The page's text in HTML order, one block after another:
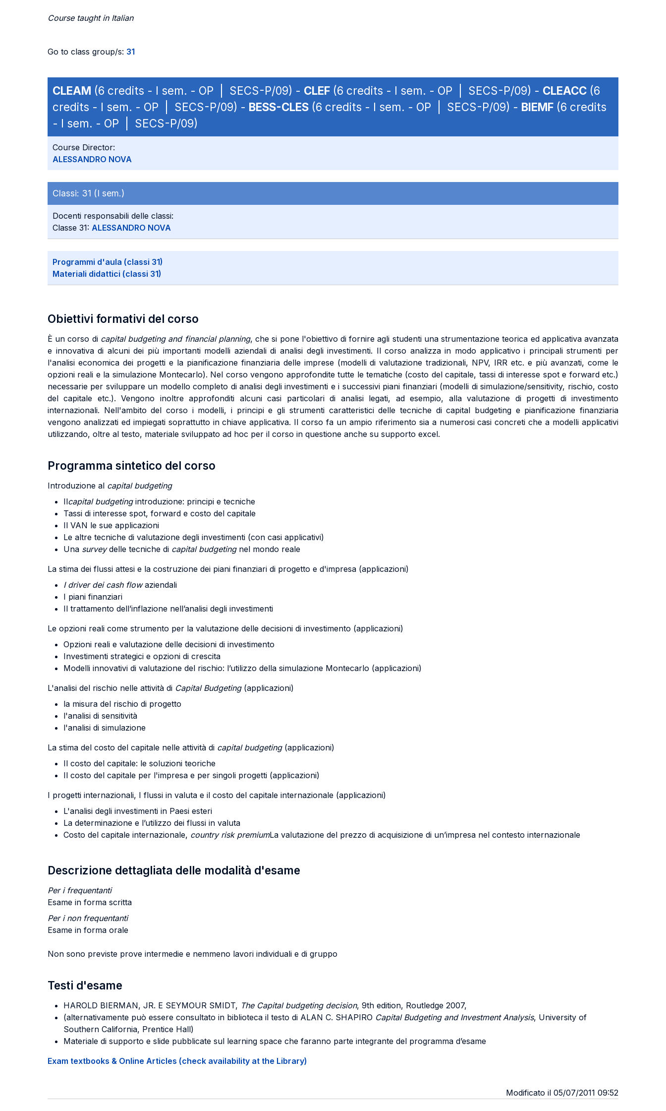
Course taught in Italian
Go to class group/s: 31
CLEAM (6 credits - I sem. - OP | SECS-P/09) - CLEF (6 credits - I sem. - OP | SECS-P/09) - CLEACC (6
credits - I sem. - OP | SECS-P/09) - BESS-CLES (6 credits - I sem. - OP | SECS-P/09) - BIEMF (6 credits
- I sem. - OP | SECS-P/09)
Course Director:
ALESSANDRO NOVA
Classi: 31 (I sem.)
Docenti responsabili delle classi:
Classe 31: ALESSANDRO NOVA
Programmi d'aula (classi 31)
Materiali didattici (classi 31)
Obiettivi formativi del corso
È un corso di capital budgeting and financial planning, che si pone l'obiettivo di fornire agli studenti una strumentazione teorica ed applicativa avanzata
e innovativa di alcuni dei più importanti modelli aziendali di analisi degli investimenti. Il corso analizza in modo applicativo i principali strumenti per
l'analisi economica dei progetti e la pianificazione finanziaria delle imprese (modelli di valutazione tradizionali, NPV, IRR etc. e più avanzati, come le
opzioni reali e la simulazione Montecarlo). Nel corso vengono approfondite tutte le tematiche (costo del capitale, tassi di interesse spot e forward etc.)
necessarie per sviluppare un modello completo di analisi degli investimenti e i successivi piani finanziari (modelli di simulazione/sensitivity, rischio, costo
del capitale etc.). Vengono inoltre approfonditi alcuni casi particolari di analisi legati, ad esempio, alla valutazione di progetti di investimento
internazionali. Nell'ambito del corso i modelli, i principi e gli strumenti caratteristici delle tecniche di capital budgeting e pianificazione finanziaria
vengono analizzati ed impiegati soprattutto in chiave applicativa. Il corso fa un ampio riferimento sia a numerosi casi concreti che a modelli applicativi
utilizzando, oltre al testo, materiale sviluppato ad hoc per il corso in questione anche su supporto excel.
Programma sintetico del corso
Introduzione al capital budgeting
Ilcapital budgeting introduzione: principi e tecniche
Tassi di interesse spot, forward e costo del capitale
Il VAN le sue applicazioni
Le altre tecniche di valutazione degli investimenti (con casi applicativi)
Una surveydelle tecniche di capital budgeting nel mondo reale
La stima dei flussi attesi e la costruzione dei piani finanziari di progetto e d'impresa (applicazioni)
I driver dei cash flowaziendali
I piani finanziari
Il trattamento dell’inflazione nell’analisi degli investimenti
Le opzioni reali come strumento per la valutazione delle decisioni di investimento (applicazioni)
Opzioni reali e valutazione delle decisioni di investimento
Investimenti strategici e opzioni di crescita
Modelli innovativi di valutazione del rischio: l’utilizzo della simulazione Montecarlo (applicazioni)
L'analisi del rischio nelle attività di Capital Budgeting (applicazioni)
la misura del rischio di progetto
l'analisi di sensitività
l'analisi di simulazione
La stima del costo del capitale nelle attività di capital budgeting (applicazioni)
Il costo del capitale: le soluzioni teoriche
Il costo del capitale per l'impresa e per singoli progetti (applicazioni)
I progetti internazionali, I flussi in valuta e il costo del capitale internazionale (applicazioni)
L'analisi degli investimenti in Paesi esteri
La determinazione e l’utilizzo dei flussi in valuta
Costo del capitale internazionale, country risk premiumLa valutazione del prezzo di acquisizione di un’impresa nel contesto internazionale
Descrizione dettagliata delle modalità d'esame
Per i frequentanti
Esame in forma scritta
Per i non frequentanti
Esame in forma orale
Non sono previste prove intermedie e nemmeno lavori individuali e di gruppo
Testi d'esame
HAROLD BIERMAN, JR. E SEYMOUR SMIDT, The Capital budgeting decision, 9th edition, Routledge 2007,
(alternativamente può essere consultato in biblioteca il testo di ALAN C. SHAPIRO Capital Budgeting and Investment Analysis, University of
Southern California, Prentice Hall)
Materiale di supporto e slide pubblicate sul learning space che faranno parte integrante del programma d’esame
Exam textbooks & Online Articles (check availability at the Library)
Modificato il 05/07/2011 09:52